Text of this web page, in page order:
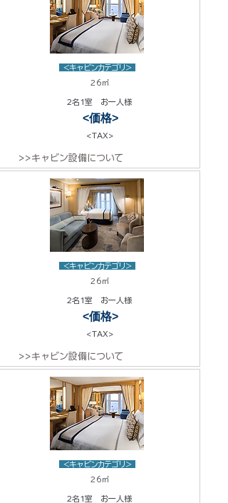
<キャビンカテゴリ>
26㎡
2名1室 お一人様
<価格>
<TAX>
>>キャビン設備について
<キャビンカテゴリ>
26㎡
2名1室 お一人様
<価格>
<TAX>
>>キャビン設備について
<キャビンカテゴリ>
26㎡
2名1室 お一人様